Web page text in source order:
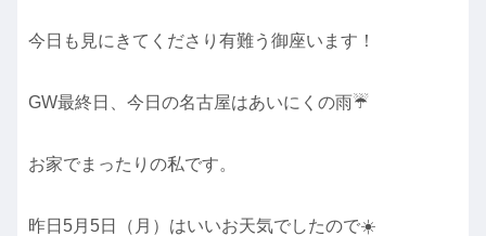
今日も見にきてくださり有難う御座います！
GW最終日、今日の名古屋はあいにくの雨☔️
お家でまったりの私です。
昨日5月5日（月）はいいお天気でしたので☀️